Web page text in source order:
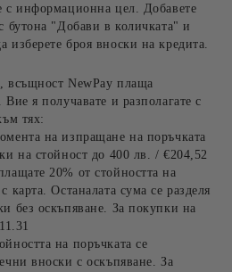
с информационна цел. Добавете
бутона "Добави в количката" и
броя вноски на кредита.
всъщност NewPay плаща
я получавате и разполагате с
тях:
на изпращане на поръчката
на стойност до 400 лв. / €204,52
20% от стойността на
карта. Останалата сума се разделя
без оскъпяване. За покупки на
на поръчката се
вноски с оскъпяване. За